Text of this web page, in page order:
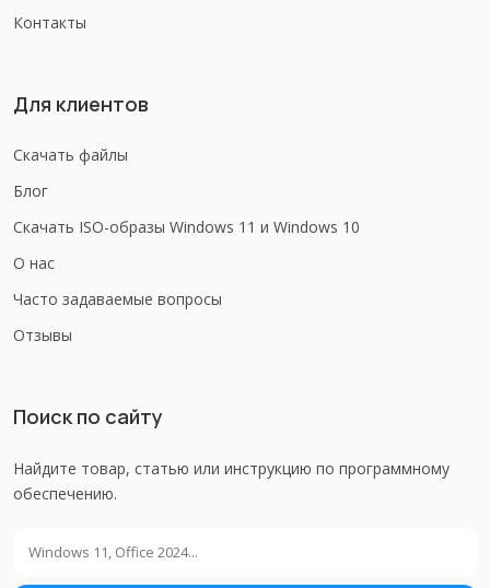
Контакты
Для клиентов
Скачать файлы
Блог
Скачать ISO-образы Windows 11 и Windows 10
О нас
Часто задаваемые вопросы
Отзывы
Поиск по сайту
Найдите товар, статью или инструкцию по программному
обеспечению.